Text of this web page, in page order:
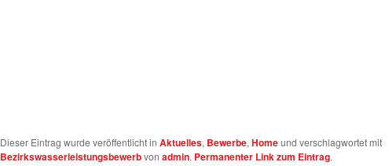
Dieser Eintrag wurde veröffentlicht in Aktuelles, Bewerbe, Homeund verschlagwortet mit
Bezirkswasserleistungsbewerbvon admin. Permanenter Link zum Eintrag.